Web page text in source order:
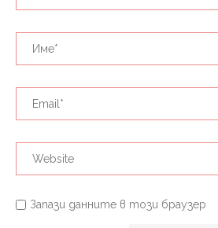
Запази данните в този браузер